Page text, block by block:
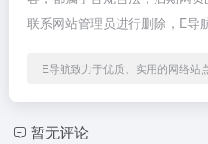
联系网站管理员进行删除，E导
E导航致力于优质、实用的网络站
暂无评论